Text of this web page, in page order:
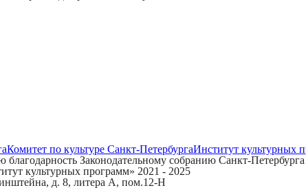
Комитет по культуре Санкт-ПетербургаИнститут культурных
Законодательному собранию Санкт-Петербурга
культурных программ» 2021 - 2025
д. 8, литера А, пом.12-Н